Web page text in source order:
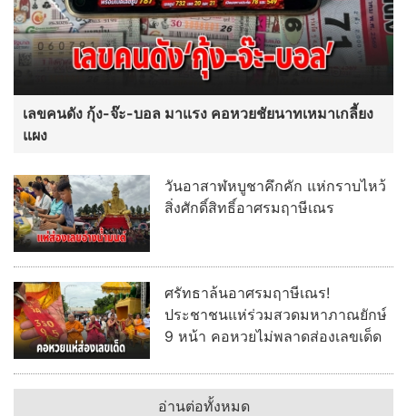
เลขคนดัง กุ้ง-จ๊ะ-บอล มาแรง คอหวยชัยนาทเหมาเกลี้ยง
แผง
วันอาสาฬหบูชาคึกคัก แห่กราบไหว้
สิ่งศักดิ์สิทธิ์อาศรมฤาษีเณร
ศรัทธาล้นอาศรมฤาษีเณร!
ประชาชนแห่ร่วมสวดมหาภาณยักษ์
9 หน้า คอหวยไม่พลาดส่องเลขเด็ด
อ่านต่อทั้งหมด